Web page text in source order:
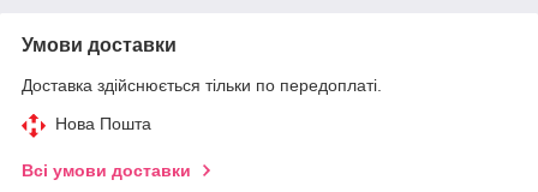
Умови доставки
Доставка здійснюється тільки по передоплаті.
Нова Пошта
Всі умови доставки